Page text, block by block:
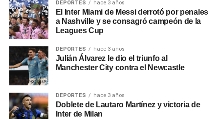
DEPORTES hace 3 años
El Inter Miami de Messi derrotó por penales
a Nashville y se consagró campeón de la
Leagues Cup
DEPORTES hace 3 años
Julián Álvarez le dio el triunfo al
Manchester City contra el Newcastle
DEPORTES hace 3 años
Doblete de Lautaro Martínez y victoria de
Inter de Milan